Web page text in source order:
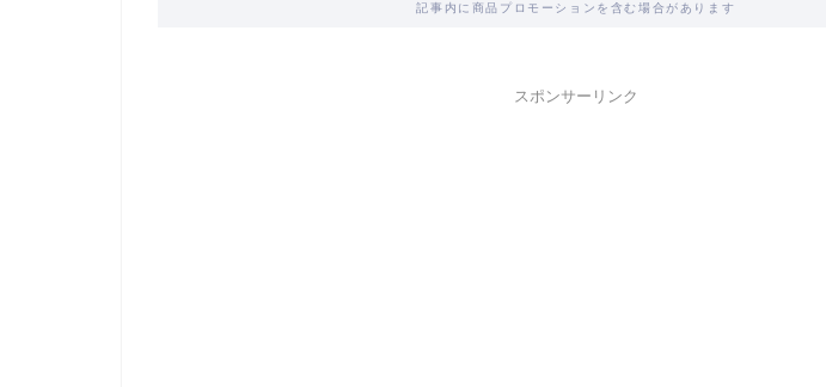
記事内に商品プロモーションを含む場合があります
スポンサーリンク